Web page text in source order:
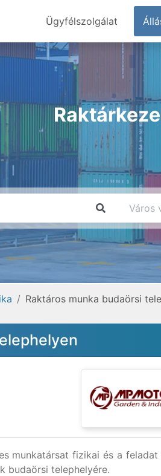
Ügyfélszolgálat
Raktáros munka budaörsi
munkatársat fizikai és a feladat
budaörsi telephelyére.